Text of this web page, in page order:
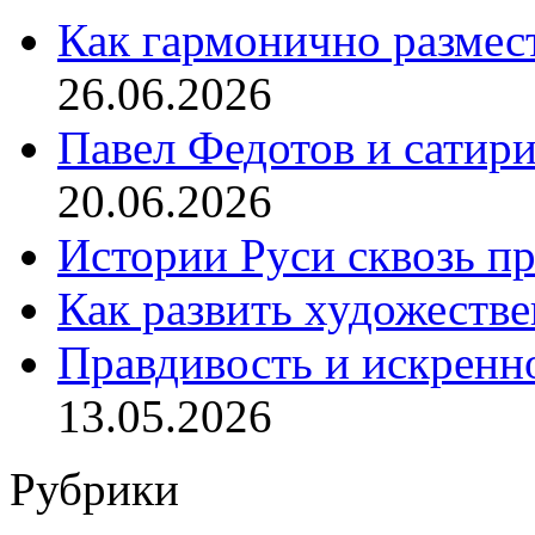
Как гармонично
26.06.2026
Павел Федотов и
20.06.2026
Истории Руси сквозь
Как развить
Правдивость и
13.05.2026
Рубрики